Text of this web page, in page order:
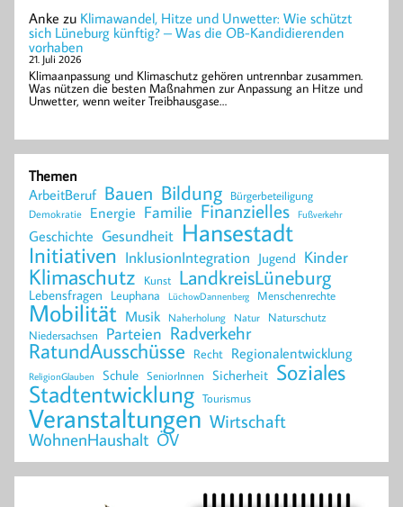
Anke zu Klimawandel, Hitze und Unwetter: Wie schützt
sich Lüneburg künftig? – Was die OB-Kandidierenden
vorhaben
21. Juli 2026
Klimaanpassung und Klimaschutz gehören untrennbar zusammen.
Was nützen die besten Maßnahmen zur Anpassung an Hitze und
Unwetter, wenn weiter Treibhausgase…
Themen
ArbeitBeruf Bauen Bildung Bürgerbeteiligung
Demokratie Energie Familie Finanzielles Fußverkehr
Geschichte Gesundheit Hansestadt
Initiativen InklusionIntegration Jugend Kinder
Klimaschutz Kunst LandkreisLüneburg
Lebensfragen Leuphana LüchowDannenberg Menschenrechte
Mobilität Musik Naherholung Natur Naturschutz
Niedersachsen Parteien Radverkehr
RatundAusschüsse Recht Regionalentwicklung
ReligionGlauben Schule SeniorInnen Sicherheit Soziales
Stadtentwicklung Tourismus
Veranstaltungen Wirtschaft
WohnenHaushalt ÖV